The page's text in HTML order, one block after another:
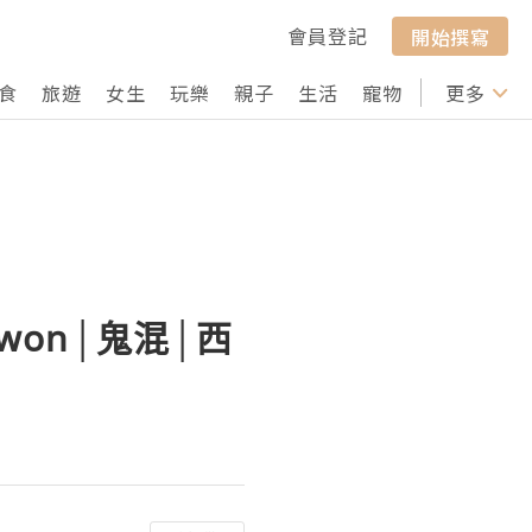
會員登記
開始撰寫
旅遊 女生 玩樂 親子 生活 寵物 行山 打卡
更多
鬼混│西